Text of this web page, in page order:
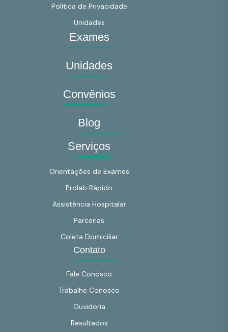
Política de Privacidade
Unidades
Exames
Unidades
Convênios
Blog
Serviços
Orientações de Exames
Prolab Rápido
Assistência Hospitalar
Parcerias
Coleta Domiciliar
Contato
Fale Conosco
Trabalhe Conosco
Ouvidoria
Resultados